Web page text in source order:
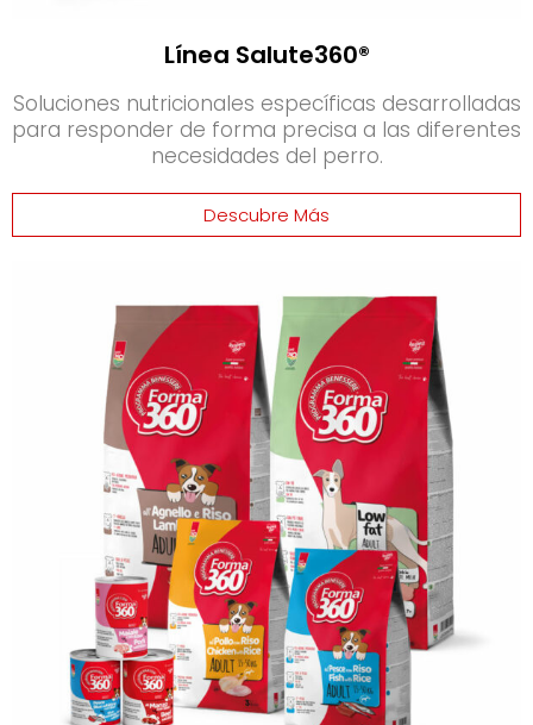
Línea Salute360®
Soluciones nutricionales específicas desarrolladas
para responder de forma precisa a las diferentes
necesidades del perro.
Descubre Más